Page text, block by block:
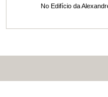
No Edifício da